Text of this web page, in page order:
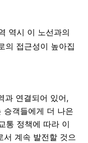
역시 이 노선과의
의 접근성이 높아집
과 연결되어 있어,
승객들에게 더 나은
통 정책에 따라 이
서 계속 발전할 것으